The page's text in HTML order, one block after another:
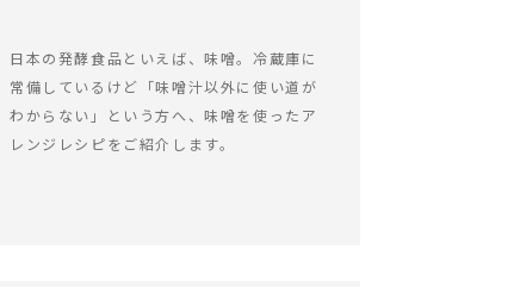
日本の発酵食品といえば、味噌。冷蔵庫に
常備しているけど「味噌汁以外に使い道が
わからない」という方へ、味噌を使ったア
レンジレシピをご紹介します。